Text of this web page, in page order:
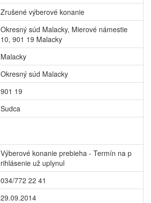
Zrušené výberové konanie
Okresný súd Malacky, Mierové námestie
10, 901 19 Malacky
Malacky
Okresný súd Malacky
901 19
Sudca
Výberové konanie prebieha - Termín na p
rihlásenie už uplynul
034/772 22 41
29.09.2014